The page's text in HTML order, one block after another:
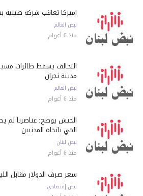
أميركا تعاقب شركة صينية
نبض العالم
منذ 6 أعوام
التحالف يسقط طائرات
مدينة نجران
نبض العالم
منذ 6 أعوام
الجيش يوضح: عناصرنا لم
الحي باتجاه المدنيين
نبض لبنان
منذ 6 أعوام
سعر صرف الدولار مقابل
نبض إقتصادي